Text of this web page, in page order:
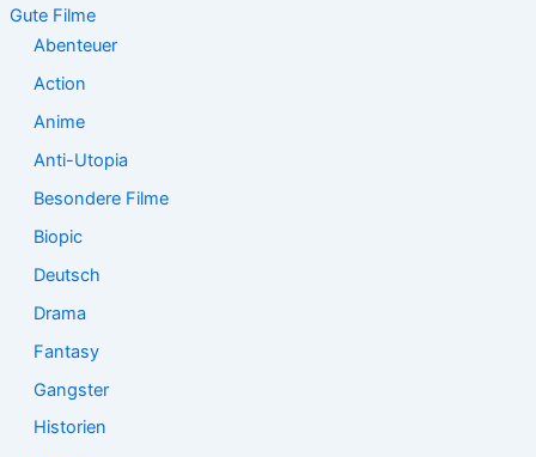
n
Gute Filme
Abenteuer
Action
Anime
Anti-Utopia
Besondere Filme
Biopic
Deutsch
Drama
Fantasy
Gangster
Historien